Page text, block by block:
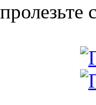
пролезьте